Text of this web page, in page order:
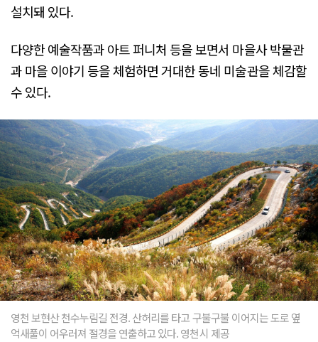
설치돼 있다.
다양한 예술작품과 아트 퍼니처 등을 보면서 마을사 박물관
과 마을 이야기 등을 체험하면 거대한 동네 미술관을 체감할
수 있다.
영천 보현산 천수누림길 전경. 산허리를 타고 구불구불 이어지는 도로 옆
억새풀이 어우러져 절경을 연출하고 있다. 영천시 제공